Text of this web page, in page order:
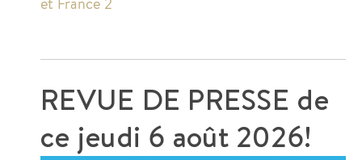
REVUE DE PRESSE de
ce jeudi 6 août 2026!